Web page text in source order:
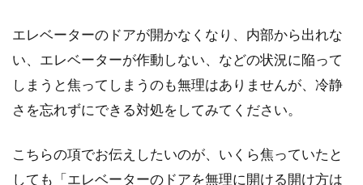
エレベーターのドアが開かなくなり、内部から出れな
い、エレベーターが作動しない、などの状況に陥って
しまうと焦ってしまうのも無理はありませんが、冷静
さを忘れずにできる対処をしてみてください。
こちらの項でお伝えしたいのが、いくら焦っていたと
しても「エレベーターのドアを無理に開ける開け方は